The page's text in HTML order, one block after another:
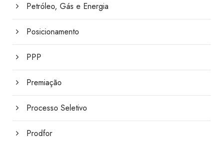
Petróleo, Gás e Energia
Posicionamento
PPP
Premiação
Processo Seletivo
Prodfor